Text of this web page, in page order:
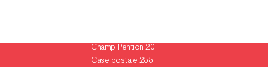
Champ Pention 20
Case postale 255